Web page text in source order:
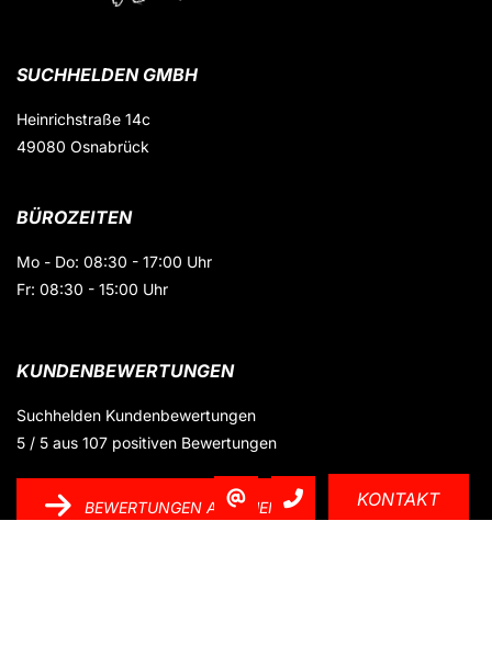
SUCHHELDEN GMBH
Heinrichstraße 14c
49080 Osnabrück
BÜROZEITEN
Mo - Do: 08:30 - 17:00 Uhr
Fr: 08:30 - 15:00 Uhr
KUNDENBEWERTUNGEN
Suchhelden Kundenbewertungen
5 / 5 aus 107 positiven Bewertungen
BEWERTUNGEN ANSEHEN KONTAKT